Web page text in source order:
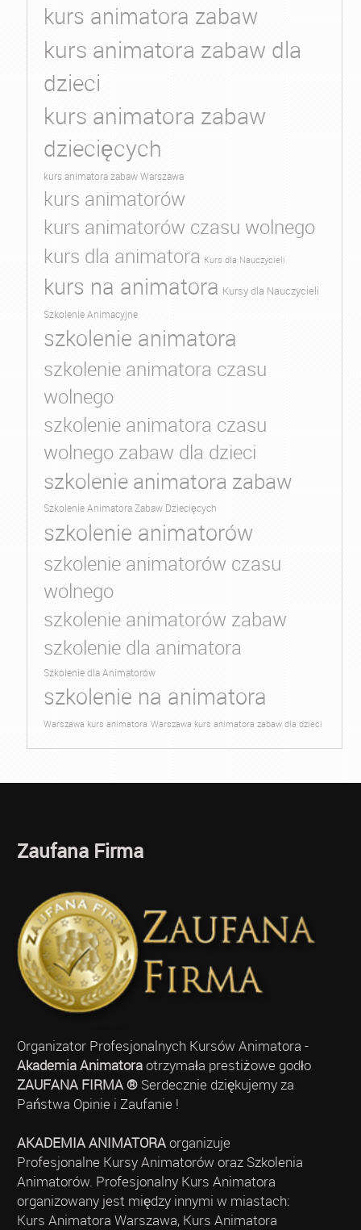
kurs animatora zabaw
kurs animatora zabaw dla
dzieci
kurs animatora zabaw
dziecięcych
kurs animatora zabaw Warszawa
kurs animatorów
kurs animatorów czasu wolnego
kurs dla animatora Kurs dla Nauczycieli
kurs na animatora Kursy dla Nauczycieli
Szkolenie Animacyjne
szkolenie animatora
szkolenie animatora czasu
wolnego
szkolenie animatora czasu
wolnego zabaw dla dzieci
szkolenie animatora zabaw
Szkolenie Animatora Zabaw Dziecięcych
szkolenie animatorów
szkolenie animatorów czasu
wolnego
szkolenie animatorów zabaw
szkolenie dla animatora
Szkolenie dla Animatorów
szkolenie na animatora
Warszawa kurs animatora Warszawa kurs animatora zabaw dla dzieci
Zaufana Firma
Organizator Profesjonalnych Kursów Animatora -
Akademia Animatoraotrzymała prestiżowe godło
ZAUFANA FIRMA ®Serdecznie dziękujemy za
Państwa Opinie i Zaufanie !
AKADEMIA ANIMATORAorganizuje
Profesjonalne Kursy Animatorów oraz Szkolenia
Animatorów. Profesjonalny Kurs Animatora
organizowany jest między innymi w miastach:
Kurs Animatora Warszawa, Kurs Animatora